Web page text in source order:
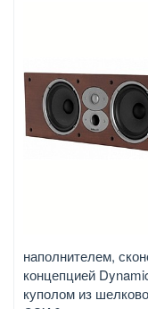
наполнителем,
концепцией
куполом из